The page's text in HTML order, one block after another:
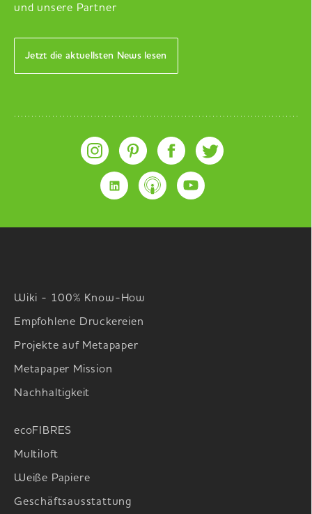
und unsere Partner
Jetzt die aktuellsten News lesen
Wiki - 100% Know-How
Empfohlene Druckereien
Projekte auf Metapaper
Metapaper Mission
Nachhaltigkeit
ecoFIBRES
Multiloft
Weiße Papiere
Geschäftsausstattung